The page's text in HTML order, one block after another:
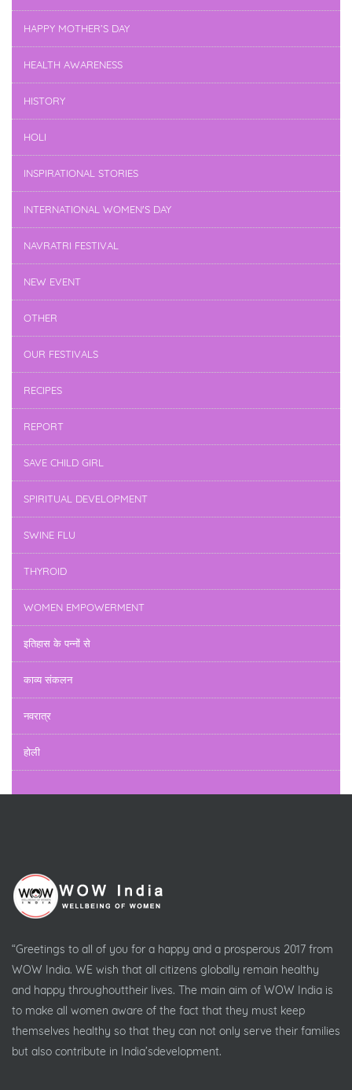
HAPPY MOTHER’S DAY
HEALTH AWARENESS
HISTORY
HOLI
INSPIRATIONAL STORIES
INTERNATIONAL WOMEN'S DAY
NAVRATRI FESTIVAL
NEW EVENT
OTHER
OUR FESTIVALS
RECIPES
REPORT
SAVE CHILD GIRL
SPIRITUAL DEVELOPMENT
SWINE FLU
THYROID
WOMEN EMPOWERMENT
इतिहास के पन्नों से
काव्य संकलन
नवरात्र
होली
“Greetings to all of you for a happy and a prosperous 2017 from
WOW India. WE wish that all citizens globally remain healthy
and happy throughouttheir lives. The main aim of WOW India is
to make all women aware of the fact that they must keep
themselves healthy so that they can not only serve their families
but also contribute in India’sdevelopment.